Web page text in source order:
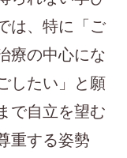
は、特に「ご
療の中心にな
したい」と願
で自立を望む
重する姿勢